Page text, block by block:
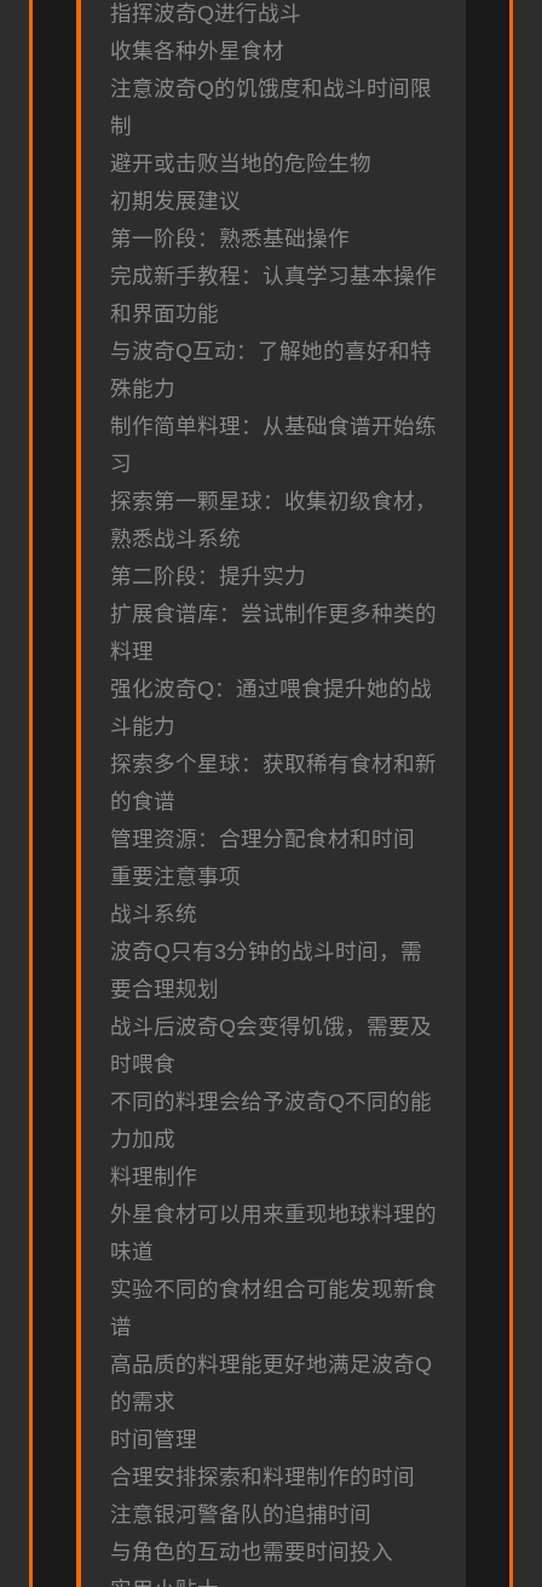
指挥波奇Q进行战斗
收集各种外星食材
注意波奇Q的饥饿度和战斗时间限
制
避开或击败当地的危险生物
初期发展建议
第一阶段：熟悉基础操作
完成新手教程：认真学习基本操作
和界面功能
与波奇Q互动：了解她的喜好和特
殊能力
制作简单料理：从基础食谱开始练
习
探索第一颗星球：收集初级食材，
熟悉战斗系统
第二阶段：提升实力
扩展食谱库：尝试制作更多种类的
料理
强化波奇Q：通过喂食提升她的战
斗能力
探索多个星球：获取稀有食材和新
的食谱
管理资源：合理分配食材和时间
重要注意事项
战斗系统
波奇Q只有3分钟的战斗时间，需
要合理规划
战斗后波奇Q会变得饥饿，需要及
时喂食
不同的料理会给予波奇Q不同的能
力加成
料理制作
外星食材可以用来重现地球料理的
味道
实验不同的食材组合可能发现新食
谱
高品质的料理能更好地满足波奇Q
的需求
时间管理
合理安排探索和料理制作的时间
注意银河警备队的追捕时间
与角色的互动也需要时间投入